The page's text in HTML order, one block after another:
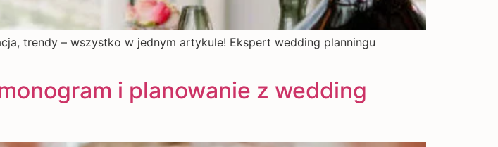
trendy – wszystko w jednym artykule! Ekspert wedding planningu
i planowanie z wedding